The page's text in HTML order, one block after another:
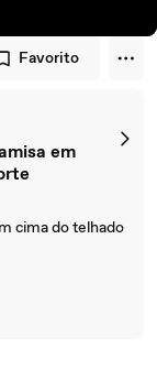
Favorito
em
cima do telhado